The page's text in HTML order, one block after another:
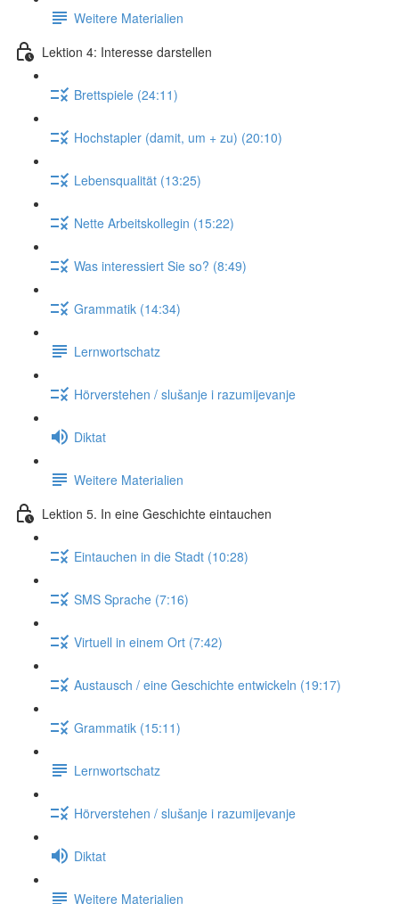
Weitere Materialien
Lektion 4: Interesse darstellen
Brettspiele (24:11)
Hochstapler (damit, um + zu) (20:10)
Lebensqualität (13:25)
Nette Arbeitskollegin (15:22)
Was interessiert Sie so? (8:49)
Grammatik (14:34)
Lernwortschatz
Hörverstehen / slušanje i razumijevanje
Diktat
Weitere Materialien
Lektion 5. In eine Geschichte eintauchen
Eintauchen in die Stadt (10:28)
SMS Sprache (7:16)
Virtuell in einem Ort (7:42)
Austausch / eine Geschichte entwickeln (19:17)
Grammatik (15:11)
Lernwortschatz
Hörverstehen / slušanje i razumijevanje
Diktat
Weitere Materialien